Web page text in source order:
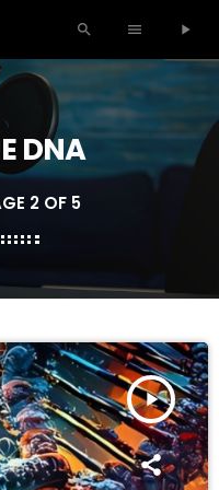
search menu play_arrow
DNA
2 OF 5
play_arrow